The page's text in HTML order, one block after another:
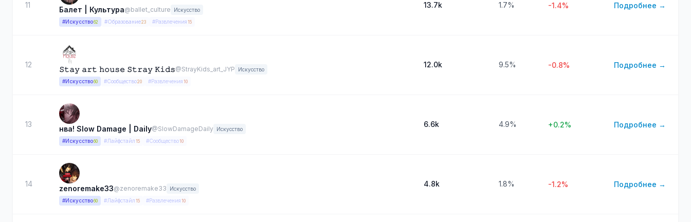
11
Балет | Культура@ballet_culture
Искусство
#Искусство62 #Образование23 #Развлечения 15
13.7k 1.7% -1.4% Подробнее →
12
𝚂𝚝𝚊𝚢 𝚊𝚛𝚝 𝚑𝚘𝚞𝚜𝚎 𝚂𝚝𝚛𝚊𝚢 𝙺𝚒𝚍𝚜@StrayKids_art_JYP
Искусство
#Искусство60 #Сообщество20 #Развлечения 10
12.0k 9.5% -0.8% Подробнее →
13
нва! Slow Damage | Daily@SlowDamageDaily Искусство
#Искусство60 #Лайфстайл 15 #Сообщество10
6.6k 4.9% +0.2% Подробнее →
14
zenoremake33@zenoremake33
Искусство
#Искусство60 #Лайфстайл 15 #Развлечения 10
4.8k 1.8% -1.2% Подробнее →